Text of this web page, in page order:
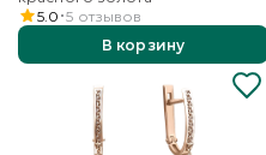
5.0 5 отзывов
В корзину